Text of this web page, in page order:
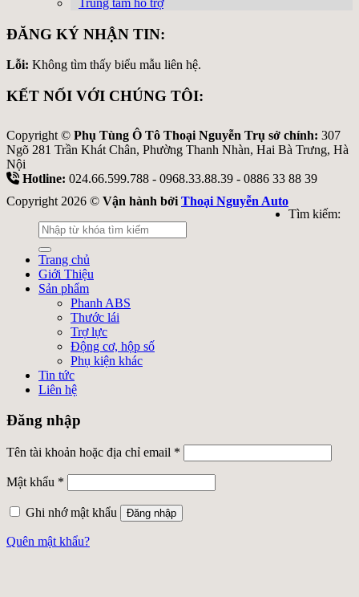
ĐĂNG KÝ NHẬN TIN:
Lỗi: Không tìm thấy biểu mẫu liên hệ.
KẾT NỐI VỚI CHÚNG TÔI:
Copyright © Phụ Tùng Ô Tô Thoại Nguyễn Trụ sở chính: 307
Ngõ 281 Trần Khát Chân, Phường Thanh Nhàn, Hai Bà Trưng, Hà
Nội
Hotline: 024.66.599.788 - 0968.33.88.39 - 0886 33 88 39
Copyright 2026 © Vận hành bởi Thoại Nguyễn Auto
Tìm kiếm:
Trang chủ
Giới Thiệu
Sản phẩm
Phanh ABS
Thước lái
Trợ lực
Động cơ, hộp số
Phụ kiện khác
Tin tức
Liên hệ
Đăng nhập
Tên tài khoản hoặc địa chỉ email *
Mật khẩu *
Ghi nhớ mật khẩu Đăng nhập
Quên mật khẩu?